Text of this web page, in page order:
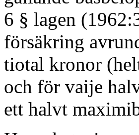
6 § lagen
försäkring
tiotal kronor
och för vaije
ett halvt